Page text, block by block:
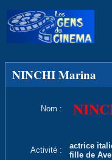
NINCHI Marina
Nom :
Activité :
actrice
fille de Ave